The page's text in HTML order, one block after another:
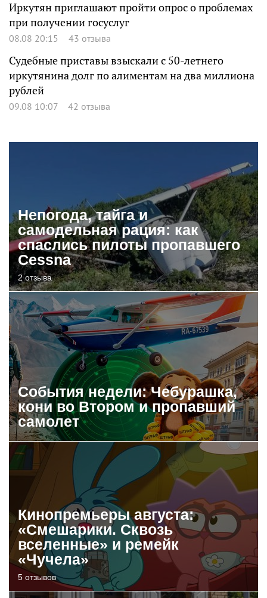
Иркутян приглашают пройти опрос о проблемах
при получении госуслуг
08.08 20:15 43 отзыва
Судебные приставы взыскали с 50-летнего
иркутянина долг по алиментам на два миллиона
рублей
09.08 10:07 42 отзыва
Непогода, тайга и
самодельная рация: как
спаслись пилоты пропавшего
Cessna
2 отзыва
События недели: Чебурашка,
кони во Втором и пропавший
самолет
Кинопремьеры августа:
«Смешарики. Сквозь
вселенные» и ремейк
«Чучела»
5 отзывов